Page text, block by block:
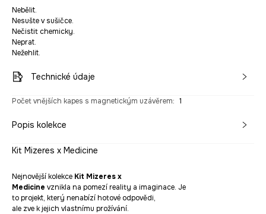
Nebělit.
Nesušte v sušičce.
Nečistit chemicky.
Neprat.
Nežehlit.
Technické údaje
Počet vnějších kapes s magnetickým uzávěrem: 1
Popis kolekce
Kit Mizeres x Medicine
Nejnovější kolekce Kit Mizeres x
Medicine vznikla na pomezí reality a imaginace. Je
to projekt, který nenabízí hotové odpovědi,
ale zve k jejich vlastnímu prožívání.